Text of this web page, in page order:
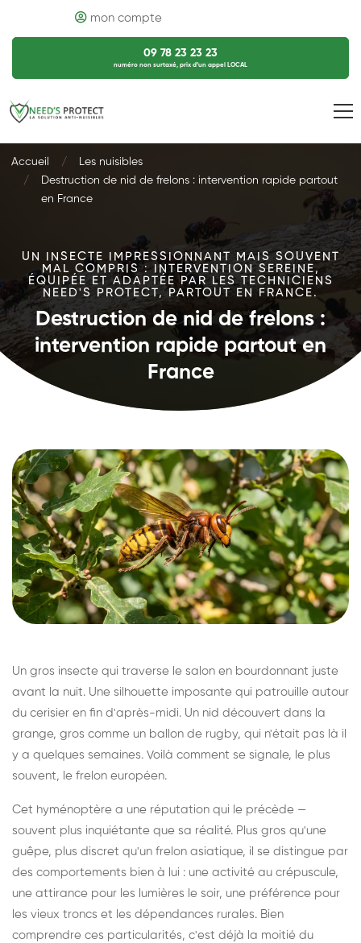
mon compte
09 78 23 23 23
numéro non surtaxé, prix d’un appel LOCAL
Accueil
Les nuisibles
Destruction de nid de frelons : intervention rapide partout
en France
UN INSECTE IMPRESSIONNANT MAIS SOUVENT
MAL COMPRIS : INTERVENTION SEREINE,
ÉQUIPÉE ET ADAPTÉE PAR LES TECHNICIENS
NEED'S PROTECT, PARTOUT EN FRANCE.
Destruction de nid de frelons :
intervention rapide partout en
France
Un gros insecte qui traverse le salon en bourdonnant juste
avant la nuit. Une silhouette imposante qui patrouille autour
du cerisier en fin d'après-midi. Un nid découvert dans la
grange, gros comme un ballon de rugby, qui n'était pas là il
y a quelques semaines. Voilà comment se signale, le plus
souvent, le frelon européen.
Cet hyménoptère a une réputation qui le précède —
souvent plus inquiétante que sa réalité. Plus gros qu'une
guêpe, plus discret qu'un frelon asiatique, il se distingue par
des comportements bien à lui : une activité au crépuscule,
une attirance pour les lumières le soir, une préférence pour
les vieux troncs et les dépendances rurales. Bien
comprendre ces particularités, c'est déjà la moitié du